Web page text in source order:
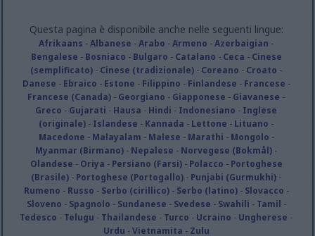
Questa pagina è disponibile anche nelle seguenti lingue:
Afrikaans -Albanese -Arabo -Armeno -Azerbaigian -
Bengalese - Bosniaco - Bulgaro - Catalano - Ceca - Cinese
(semplificato) - Cinese (tradizionale) - Coreano - Croato -
Danese - Ebraico - Estone - Filippino - Finlandese - Francese -
Francese (Canada) - Georgiano - Giapponese - Giavanese -
Greco - Gujarati - Hausa - Hindi - Indonesiano - Inglese
(originale) - Islandese - Kannada - Lettone - Lituano -
Macedone - Malayalam - Malese - Marathi - Mongolo -
Myanmar (Birmano) - Nepalese - Norvegese (Bokmål) -
Olandese - Oriya - Persiano (Farsi)- Polacco - Portoghese
(Brasile) - Portoghese (Portogallo) - Punjabi (Gurmukhi) -
Rumeno - Russo - Serbo (cirillico)- Serbo (latino)- Slovacco -
Sloveno - Spagnolo - Sundanese - Svedese - Swahili - Tamil -
Tedesco - Telugu - Thailandese - Turco - Ucraino - Ungherese -
Urdu -Vietnamita - Zulu